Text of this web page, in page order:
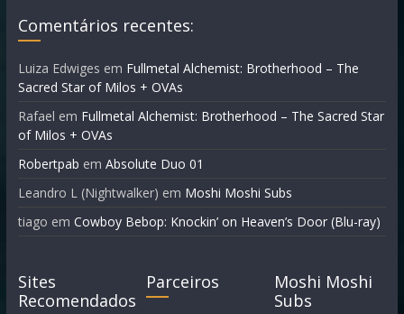
Comentários recentes:
Luiza Edwiges em Fullmetal Alchemist: Brotherhood – The
Sacred Star of Milos + OVAs
Rafael em Fullmetal Alchemist: Brotherhood – The Sacred Star
of Milos + OVAs
Robertpab em Absolute Duo 01
Leandro L (Nightwalker) em Moshi Moshi Subs
tiago em Cowboy Bebop: Knockin’ on Heaven’s Door (Blu-ray)
Sites
Recomendados
Parceiros
Moshi Moshi
Subs